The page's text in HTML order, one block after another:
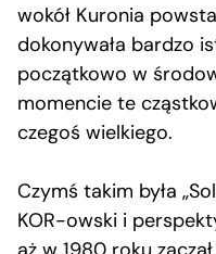
wokół Kuronia
dokonywała bardzo
początkowo w
momencie te
czegoś wielkiego.
Czymś takim była
KOR-owski i